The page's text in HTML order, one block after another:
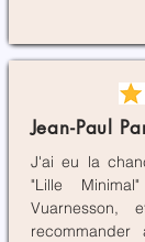
Jean-Paul
J'ai eu la
"Lille